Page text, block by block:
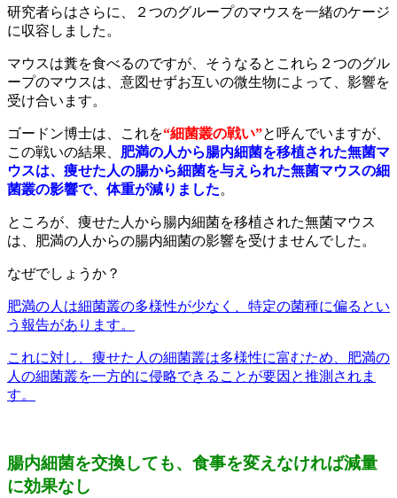
研究者らはさらに、２つのグループのマウスを一緒のケージ
に収容しました。
マウスは糞を食べるのですが、そうなるとこれら２つのグル
ープのマウスは、意図せずお互いの微生物によって、影響を
受け合います。
ゴードン博士は、これを“細菌叢の戦い”と呼んでいますが、
この戦いの結果、 肥満の人から腸内細菌を移植された無菌マ
ウスは、痩せた人の腸から細菌を与えられた無菌マウスの細
菌叢の影響で、体重が減りました。
ところが、痩せた人から腸内細菌を移植された無菌マウス
は、肥満の人からの腸内細菌の影響を受けませんでした。
なぜでしょうか？
肥満の人は細菌叢の多様性が少なく、特定の菌種に偏るとい
う報告があります。
これに対し、痩せた人の細菌叢は多様性に富むため、肥満の
人の細菌叢を一方的に侵略できることが要因と推測されま
す。
腸内細菌を交換しても、食事を変えなければ減量
に効果なし